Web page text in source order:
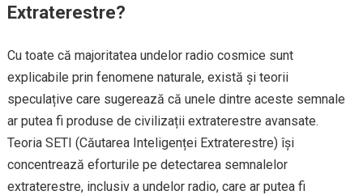
Extraterestre?
Cu toate că majoritatea undelor radio cosmice sunt
explicabile prin fenomene naturale, există și teorii
speculațive care sugerează că unele dintre aceste semnale
ar putea fi produse de civilizații extraterestre avansate.
Teoria SETI (Căutarea Inteligenței Extraterestre) își
concentrează eforturile pe detectarea semnalelor
extraterestre, inclusiv a undelor radio, care ar putea fi